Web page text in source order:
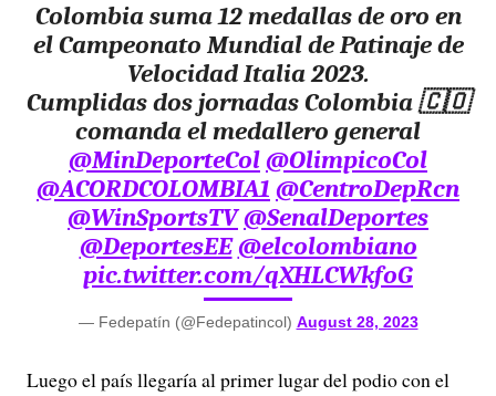
Colombia suma 12 medallas de oro en
el Campeonato Mundial de Patinaje de
Velocidad Italia 2023.
Cumplidas dos jornadas Colombia 🇨🇴
comanda el medallero general
@MinDeporteCol@OlimpicoCol
@ACORDCOLOMBIA1 @CentroDepRcn
@WinSportsTV@SenalDeportes
@DeportesEE @elcolombiano
pic.twitter.com/qXHLCWkfoG
— Fedepatín (@Fedepatincol) August 28, 2023
Luego el país llegaría al primer lugar del podio con el